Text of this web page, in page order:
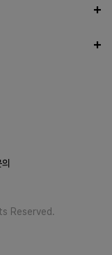
Reserved.